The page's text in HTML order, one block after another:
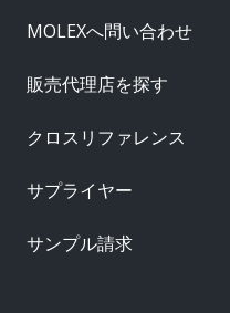
MOLEXへ問い合わせ
販売代理店を探す
クロスリファレンス
サプライヤー
サンプル請求